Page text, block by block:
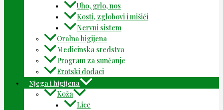
Uho, grlo, nos
Kosti, zglobovi i mišići
Nervni sistem
Oralna higijena
Medicinska sredstva
Program za sunčanje
Erotski dodaci
Njega i higijena
Koža
Lice